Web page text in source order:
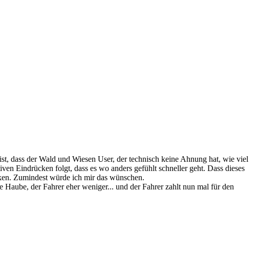
dass der Wald und Wiesen User, der technisch keine Ahnung hat, wie viel
Eindrücken folgt, dass es wo anders gefühlt schneller geht. Dass dieses
Zumindest würde ich mir das wünschen.
der Fahrer eher weniger... und der Fahrer zahlt nun mal für den